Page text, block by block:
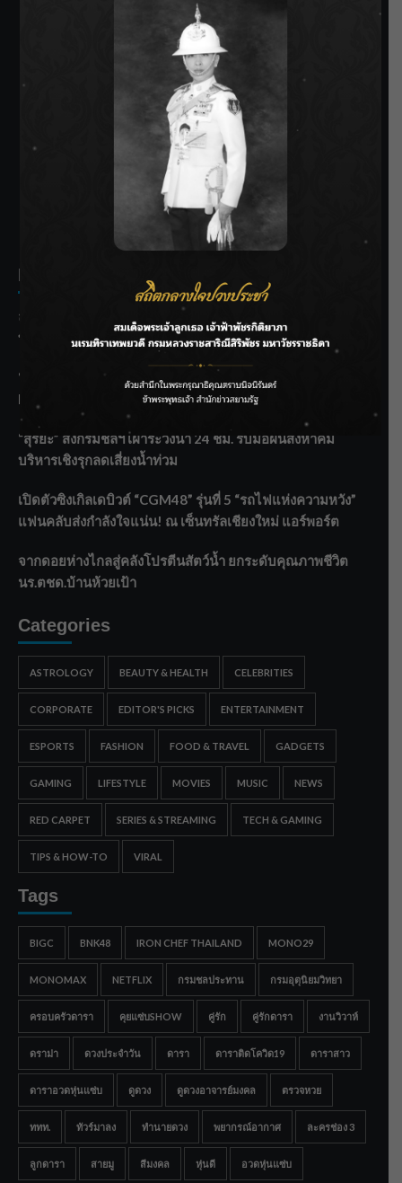
SIAMRATH VARIETY
THE BEST ENTERTAINMENT
Recent Posts
ลุยไม่หยุด!! กรมชลฯ เร่งเคลียร์ผักตบชวา-ติดตั้งเครื่องสูบน้ำ
ทั่วไทย
“BILLKIN” สร้างความภาคภูมิใจ คว้ารางวัลใหญ่ Weibo
Malaysia พร้อมโชว์สุดประทับใจ
“สุริยะ” สั่งกรมชลฯ เฝ้าระวังน้ำ 24 ชม. รับมือฝนสิงหาคม
บริหารเชิงรุกลดเสี่ยงน้ำท่วม
เปิดตัวซิงเกิลเดบิวต์ “CGM48” รุ่นที่ 5 “รถไฟแห่งความหวัง”
แฟนคลับส่งกำลังใจแน่น! ณ เซ็นทรัลเชียงใหม่ แอร์พอร์ต
จากดอยห่างไกลสู่คลังโปรตีนสัตว์น้ำ ยกระดับคุณภาพชีวิต
นร.ตชด.บ้านห้วยเป้า
Categories
ASTROLOGY BEAUTY & HEALTH CELEBRITIES
CORPORATE EDITOR'S PICKS ENTERTAINMENT
ESPORTS FASHION FOOD & TRAVEL GADGETS
GAMING LIFESTYLE MOVIES MUSIC NEWS
RED CARPET SERIES & STREAMING TECH & GAMING
TIPS & HOW-TO VIRAL
Tags
BIGC BNK48 IRON CHEF THAILAND MONO29
MONOMAX NETFLIX กรมชลประทาน กรมอุตุนิยมวิทยา
ครอบครัวดารา คุยแซ่บSHOW คู่รัก คู่รักดารา งานวิวาห์
ดราม่า ดวงประจำวัน ดารา ดาราติดโควิด19 ดาราสาว
ดาราอวดหุ่นแซ่บ ดูดวง ดูดวงอาจารย์มงคล ตรวจหวย
ททท. ทัวร์มาลง ทำนายดวง พยากรณ์อากาศ ละครช่อง 3
ลูกดารา สายมู สีมงคล หุ่นดี อวดหุ่นแซ่บ